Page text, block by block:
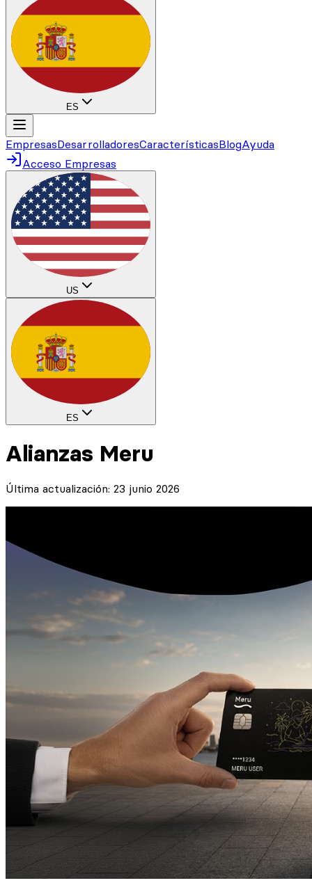
ES
EmpresasDesarrolladoresCaracterísticasBlogAyuda
Acceso Empresas
US
ES
Alianzas Meru
Última actualización: 23 junio 2026